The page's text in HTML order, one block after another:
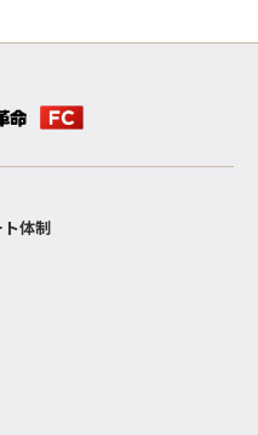
体制